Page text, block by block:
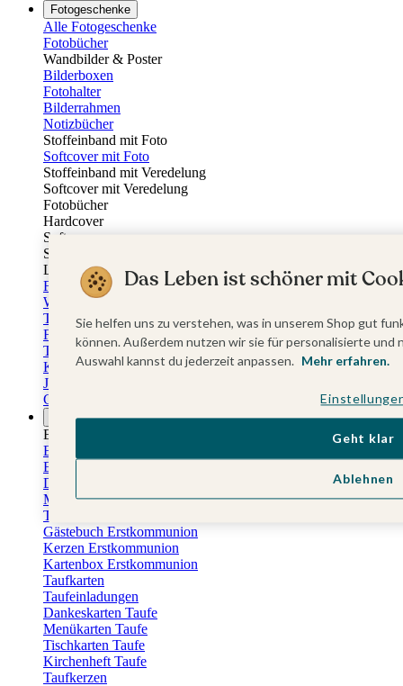
Fotogeschenke
Alle Fotogeschenke
Fotobücher
Wandbilder & Poster
Bilderboxen
Fotohalter
Bilderrahmen
Notizbücher
Stoffeinband mit Foto
Softcover mit Foto
Stoffeinband mit Veredelung
Softcover mit Veredelung
Fotobücher
Hardcover
Softcover
Stoffeinband
Layflat
Fotokalender
Wandkalender
Tischkalender
Familienkalender
Terminkalender
Küchenkalender
Jahresplaner
Geburtstagskalender
Anlässe
Eventplattform
Erstkommunionskarten
Einladungen Erstkommunion
Danksagung Erstkommunion
Menükarten Erstkommunion
Tischkarten Erstkommunion
Gästebuch Erstkommunion
Kerzen Erstkommunion
Kartenbox Erstkommunion
Taufkarten
Taufeinladungen
Dankeskarten Taufe
Menükarten Taufe
Tischkarten Taufe
Kirchenheft Taufe
Taufkerzen
Das Leben ist schöner mit
Sie helfen uns zu verstehen, was in unserem Shop gut
können. Außerdem nutzen wir sie für personalisierte
Auswahl kannst du jederzeit anpassen. Mehr erfahren.
Ablehnen
Geht klar